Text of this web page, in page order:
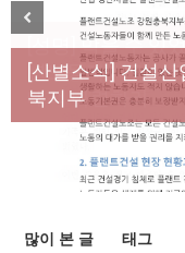
[성명] 막을 수 있
년노동자 사망사
대책 마련하라
[산별소식] 건설
북지부
Previous
많이 본 글 태그